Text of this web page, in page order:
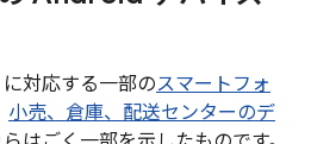
対応する一部のスマートフォ
小売、倉庫、配送センターのデ